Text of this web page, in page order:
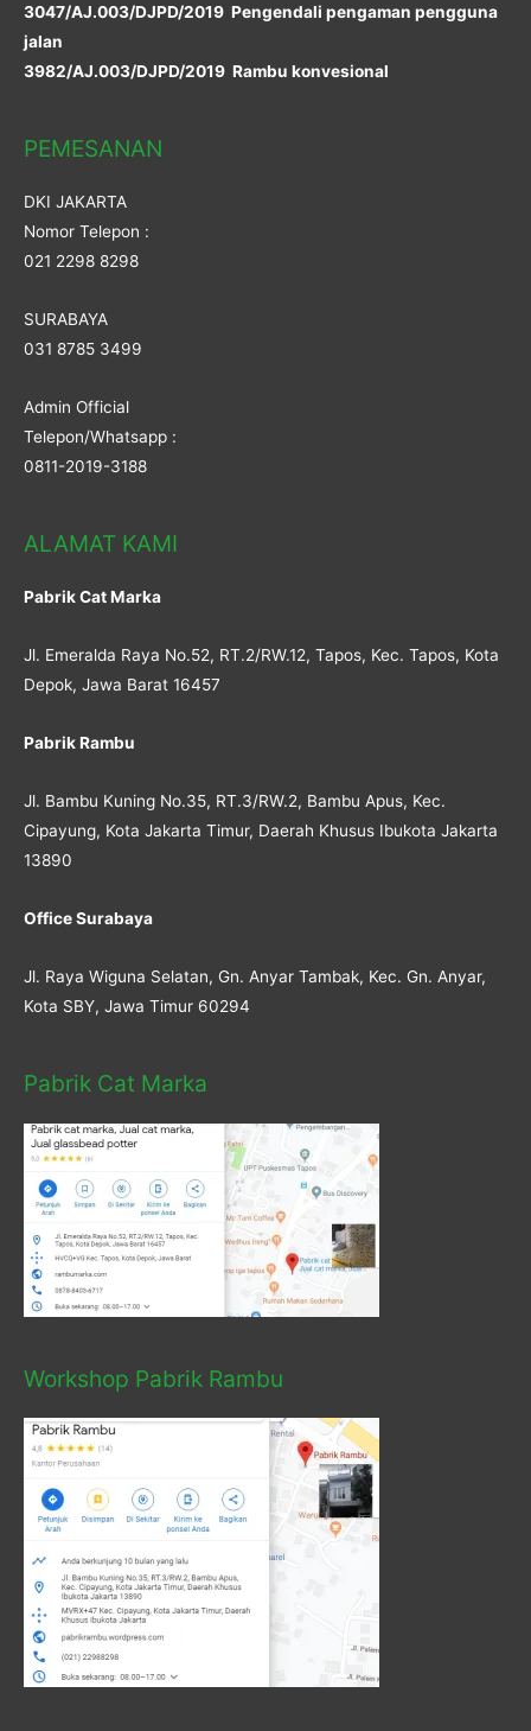
3047/AJ.003/DJPD/2019 Pengendali pengaman pengguna
jalan
3982/AJ.003/DJPD/2019 Rambu konvesional
PEMESANAN
DKI JAKARTA
Nomor Telepon :
021 2298 8298
SURABAYA
031 8785 3499
Admin Official
Telepon/Whatsapp :
0811-2019-3188
ALAMAT KAMI
Pabrik Cat Marka
Jl. Emeralda Raya No.52, RT.2/RW.12, Tapos, Kec. Tapos, Kota
Depok, Jawa Barat 16457
Pabrik Rambu
Jl. Bambu Kuning No.35, RT.3/RW.2, Bambu Apus, Kec.
Cipayung, Kota Jakarta Timur, Daerah Khusus Ibukota Jakarta
13890
Office Surabaya
Jl. Raya Wiguna Selatan, Gn. Anyar Tambak, Kec. Gn. Anyar,
Kota SBY, Jawa Timur 60294
Pabrik Cat Marka
Workshop Pabrik Rambu